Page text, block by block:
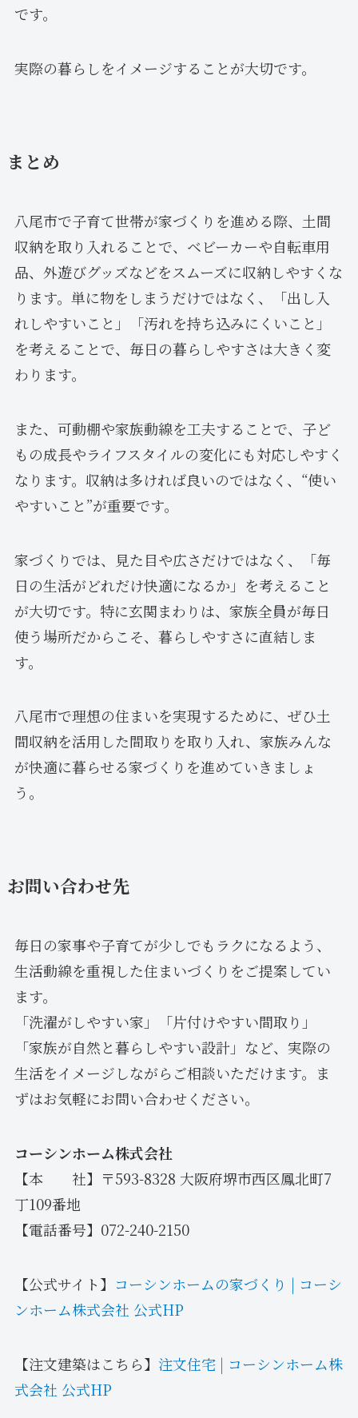
です。
実際の暮らしをイメージすることが大切です。
まとめ
八尾市で子育て世帯が家づくりを進める際、土間
収納を取り入れることで、ベビーカーや自転車用
品、外遊びグッズなどをスムーズに収納しやすくな
ります。単に物をしまうだけではなく、「出し入
れしやすいこと」「汚れを持ち込みにくいこと」
を考えることで、毎日の暮らしやすさは大きく変
わります。
また、可動棚や家族動線を工夫することで、子ど
もの成長やライフスタイルの変化にも対応しやすく
なります。収納は多ければ良いのではなく、“使い
やすいこと”が重要です。
家づくりでは、見た目や広さだけではなく、「毎
日の生活がどれだけ快適になるか」を考えること
が大切です。特に玄関まわりは、家族全員が毎日
使う場所だからこそ、暮らしやすさに直結しま
す。
八尾市で理想の住まいを実現するために、ぜひ土
間収納を活用した間取りを取り入れ、家族みんな
が快適に暮らせる家づくりを進めていきましょ
う。
お問い合わせ先
毎日の家事や子育てが少しでもラクになるよう、
生活動線を重視した住まいづくりをご提案してい
ます。
「洗濯がしやすい家」「片付けやすい間取り」
「家族が自然と暮らしやすい設計」など、実際の
生活をイメージしながらご相談いただけます。ま
ずはお気軽にお問い合わせください。
コーシンホーム株式会社
【本 社】〒593-8328 大阪府堺市西区鳳北町7
丁109番地
【電話番号】072-240-2150
【公式サイト】 コーシンホームの家づくり | コーシ
ンホーム株式会社 公式HP
【注文建築はこちら】 注文住宅 | コーシンホーム株
式会社 公式HP